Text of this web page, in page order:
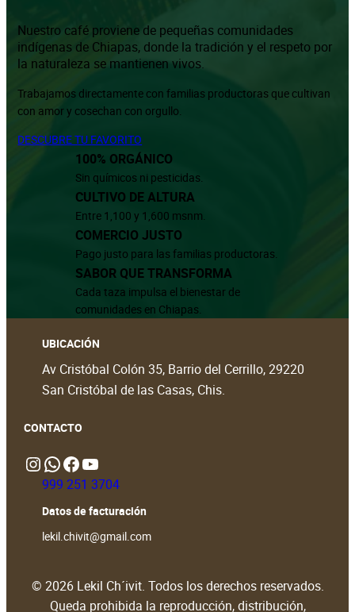
Nuestro café proviene de pequeñas comunidades
indígenas de Chiapas, donde la tradición y el respeto por
la naturaleza se mantienen vivos.
Trabajamos directamente con familias productoras que cultivan
con amor y cosechan con orgullo.
DESCUBRE TU FAVORITO
100% ORGÁNICO
Sin químicos ni pesticidas.
CULTIVO DE ALTURA
Entre 1,100 y 1,600 msnm.
COMERCIO JUSTO
Pago justo para las familias productoras.
SABOR QUE TRANSFORMA
Cada taza impulsa el bienestar de
comunidades en Chiapas.
UBICACIÓN
Av Cristóbal Colón 35, Barrio del Cerrillo, 29220
San Cristóbal de las Casas, Chis.
CONTACTO
InstagramWhatsApp https://www.facebook.com/people/Lekil-Chivit/61579066376698/?locale=en_GB# https://www.youtube.com/@LekilChivit
999 251 3704
Datos de facturación
lekil.chivit@gmail.com
© 2026 Lekil Ch´ivit. Todos los derechos reservados.
Queda prohibida la reproducción, distribución,